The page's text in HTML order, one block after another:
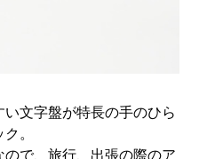
文字盤が特長の手のひら
。
で、旅行、出張の際のア